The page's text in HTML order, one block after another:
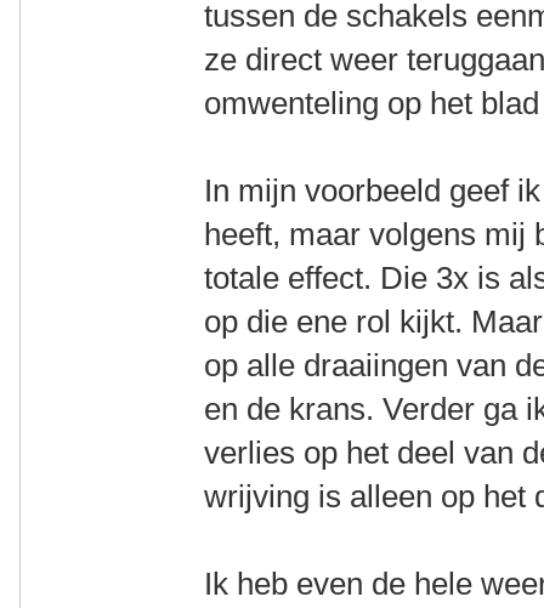
tussen de schakels
ze direct weer
omwenteling op het
In mijn voorbeeld geef
heeft, maar volgens mij
totale effect. Die 3x is
op die ene rol kijkt.
op alle draaiingen van
en de krans. Verder ga
verlies op het deel van
wrijving is alleen op het
Ik heb even de hele